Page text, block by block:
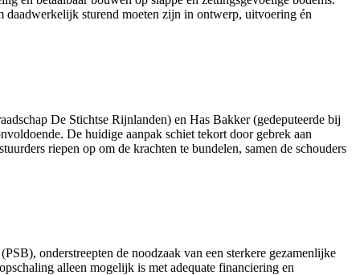
daadwerkelijk sturend moeten zijn in ontwerp, uitvoering én
De Stichtse Rijnlanden) en Has Bakker (gedeputeerde bij
De huidige aanpak schiet tekort door gebrek aan
riepen op om de krachten te bundelen, samen de schouders
onderstreepten de noodzaak van een sterkere gezamenlijke
alleen mogelijk is met adequate financiering en